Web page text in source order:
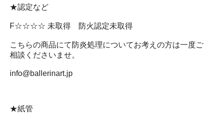
★認定など
F☆☆☆☆ 未取得 防火認定未取得
こちらの商品にて防炎処理についてお考えの方は一度ご
相談くださいませ。
info@ballerinart.jp
★紙管